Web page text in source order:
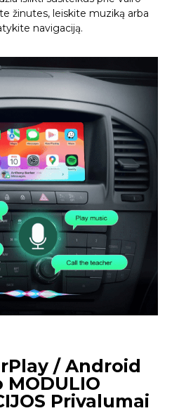
žinutes, leiskite muziką arba
navigaciją.
/ Android
MODULIO
Privalumai